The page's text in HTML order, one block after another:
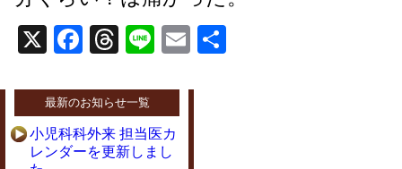
X Facebook
Threads
LineEmail
最新のお知らせ一覧
小児科科外来 担当医カ
レンダーを更新しまし